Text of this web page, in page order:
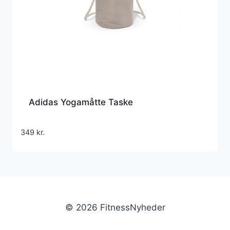
Adidas Yogamåtte Taske
349 kr.
© 2026 FitnessNyheder